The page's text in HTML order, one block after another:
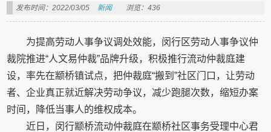
发布时间：2022/03/05 新闻 浏览：436
为提高劳动人事争议调处效能，闵行区劳动人事争议仲
裁院推进“人文易仲裁”品牌升级，积极推行流动仲裁庭建
设，率先在颛桥镇试点，把仲裁庭“搬到”社区门口，让劳动
者、企业真正就近解决劳动争议，减少跑腿次数，缩短办案
时间，降低当事人的维权成本。
近日，闵行颛桥流动仲裁庭在颛桥社区事务受理中心君